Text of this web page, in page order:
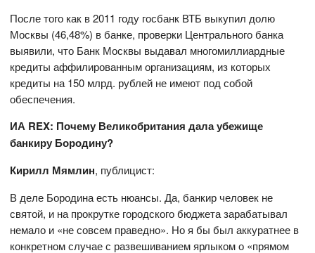
После того как в 2011 году госбанк ВТБ выкупил долю
Москвы (46,48%) в банке, проверки Центрального банка
выявили, что Банк Москвы выдавал многомиллиардные
кредиты аффилированным организациям, из которых
кредиты на 150 млрд. рублей не имеют под собой
обеспечения.
ИА REX: Почему Великобритания дала убежище
банкиру Бородину?
Кирилл Мямлин, публицист:
В деле Бородина есть нюансы. Да, банкир человек не
святой, и на прокрутке городского бюджета зарабатывал
немало и «не совсем праведно». Но я бы был аккуратнее в
конкретном случае с развешиванием ярлыком о «прямом